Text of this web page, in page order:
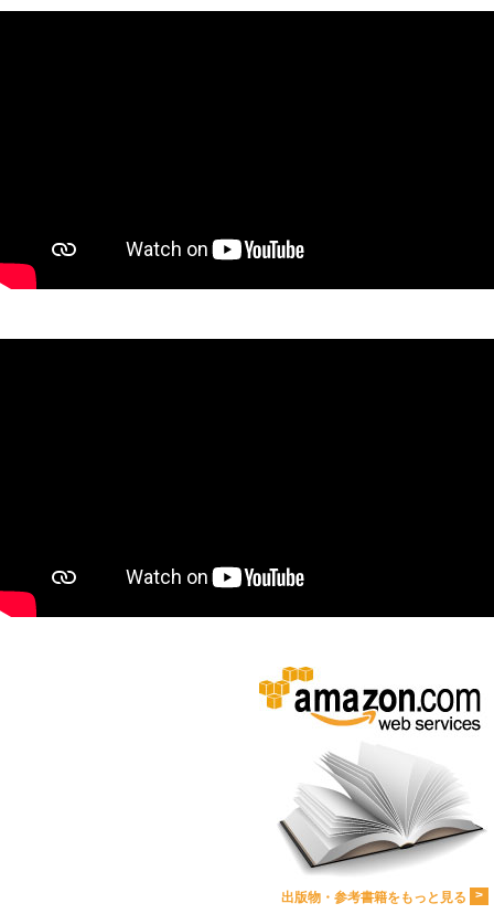
出版物・参考書籍をもっと見る >